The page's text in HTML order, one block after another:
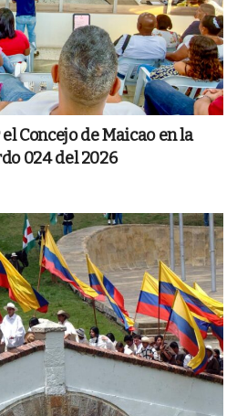
Concejo de Maicao en la
024 del 2026